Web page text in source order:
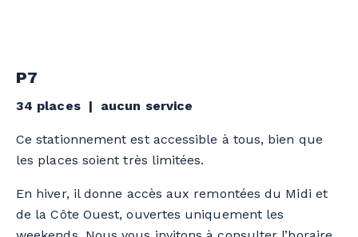
P7
34 places | aucun service
Ce stationnement est accessible à tous, bien que
les places soient très limitées.
En hiver, il donne accès aux remontées du Midi et
de la Côte Ouest, ouvertes uniquement les